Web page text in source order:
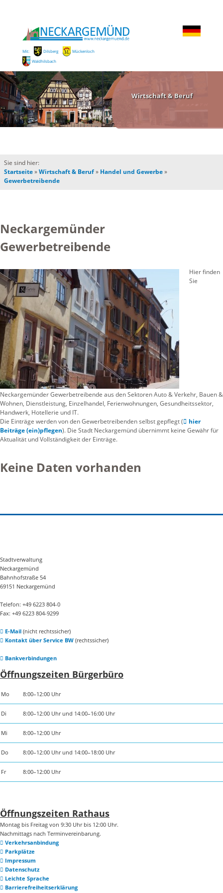
Mit: Dilsberg
Mückenloch
Waldhilsbach
Wirtschaft & Beruf
Sie sind hier:
Startseite»Wirtschaft & Beruf» Handel und Gewerbe»
Gewerbetreibende
Neckargemünder
Gewerbetreibende
Hier finden
Sie
Neckargemünder Gewerbetreibende aus den Sektoren Auto & Verkehr, Bauen &
Wohnen, Dienstleistung, Einzelhandel, Ferienwohnungen, Gesundheitssektor,
Handwerk, Hotellerie und IT.
Die Einträge werden von den Gewerbetreibenden selbst gepflegt (
hier
Beiträge (ein)pflegen). Die Stadt Neckargemünd übernimmt keine Gewähr für
Aktualität und Vollständigkeit der Einträge.
Keine Daten vorhanden
Stadtverwaltung
Neckargemünd
Bahnhofstraße 54
69151 Neckargemünd
Telefon: +49 6223 804-0
Fax: +49 6223 804-9299
E-Mail(nicht rechtssicher)
Kontakt über Service BW(rechtssicher)
Bankverbindungen
Öffnungszeiten Bürgerbüro
Mo 8:00–12:00 Uhr
Di 8:00–12:00 Uhr und 14:00–16:00 Uhr
Mi 8:00–12:00 Uhr
Do 8:00–12:00 Uhr und 14:00–18:00 Uhr
Fr 8:00–12:00 Uhr
Öffnungszeiten Rathaus
Montag bis Freitag von 9:30 Uhr bis 12:00 Uhr.
Nachmittags nach Terminvereinbarung.
Verkehrsanbindung
Parkplätze
Impressum
Datenschutz
Leichte Sprache
Barrierefreiheitserklärung